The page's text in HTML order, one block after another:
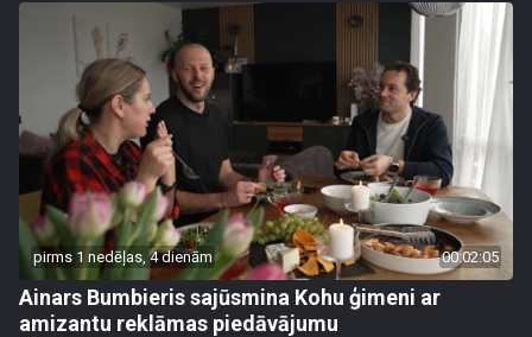
pirms 1 nedēļas, 4 dienām 00:02:05
Ainars Bumbieris sajūsmina Kohu ģimeni ar
amizantu reklāmas piedāvājumu